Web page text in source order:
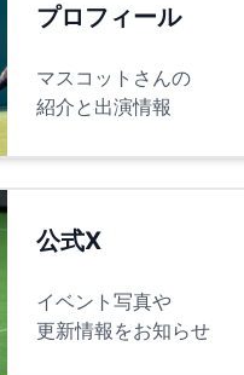
プロフィール
マスコットさんの
紹介と出演情報
公式X
イベント写真や
更新情報をお知らせ